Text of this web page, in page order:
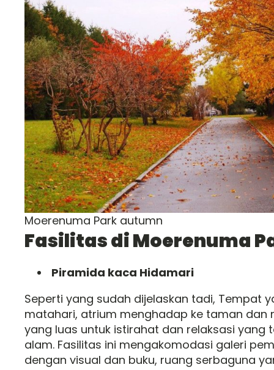
Moerenuma Park autumn
Fasilitas di Moerenuma
Piramida kaca Hidamari
Seperti yang sudah dijelaskan tadi, Tempat
matahari, atrium menghadap ke taman dan
yang luas untuk istirahat dan relaksasi yang
alam. Fasilitas ini mengakomodasi galeri
dengan visual dan buku, ruang serbaguna